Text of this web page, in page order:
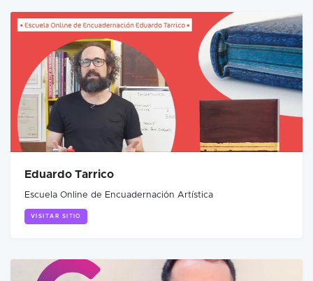
Eduardo Tarrico
Escuela Online de Encuadernación Artística
VISITAR SITIO